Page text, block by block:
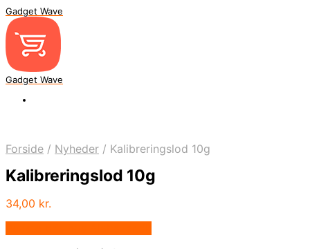
Gadget Wave
Gadget Wave
Forside / Nyheder / Kalibreringslod 10g
Kalibreringslod 10g
34,00 kr.